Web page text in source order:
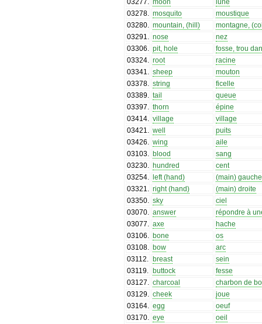
03278
mosquito
moustique
03280
mountain, (hill)
montagne,
03291
nose
nez
03306
pit, hole
fosse, trou
03324
root
racine
03341
sheep
mouton
03378
string
ficelle
03389
tail
queue
03397
thorn
épine
03414
village
village
03421
well
puits
03426
wing
aile
03103
blood
sang
03230
hundred
cent
03254
left (hand)
(main) gauche
03321
right (hand)
(main) droite
03350
sky
ciel
03070
answer
répondre à
03077
axe
hache
03106
bone
os
03108
bow
arc
03112
breast
sein
03119
buttock
fesse
03127
charcoal
charbon de
03129
cheek
joue
03164
egg
oeuf
03170
eye
oeil